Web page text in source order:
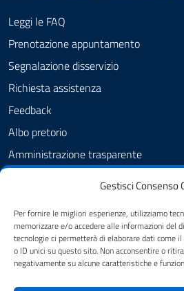
Gestisci Consenso
Per fornire le migliori esperienze, utilizziamo
memorizzare e/o accedere alle informazioni del
tecnologie ci permetterà di elaborare dati come
o ID unici su questo sito. Non acconsentire o
negativamente su alcune caratteristiche e
Leggi le FAQ
Prenotazione appuntamento
Segnalazione disservizio
Richiesta assistenza
Feedback
Albo pretorio
Amministrazione trasparente
Dichiarazione di accessibilità
Note legali